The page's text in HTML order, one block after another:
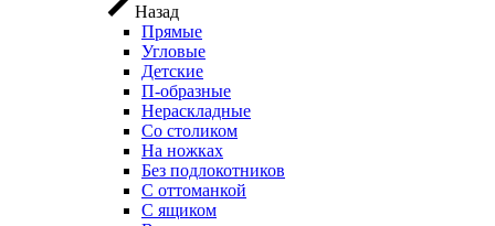
Назад
Прямые
Угловые
Детские
П-образные
Нераскладные
Со столиком
На ножках
Без подлокотников
С оттоманкой
С ящиком